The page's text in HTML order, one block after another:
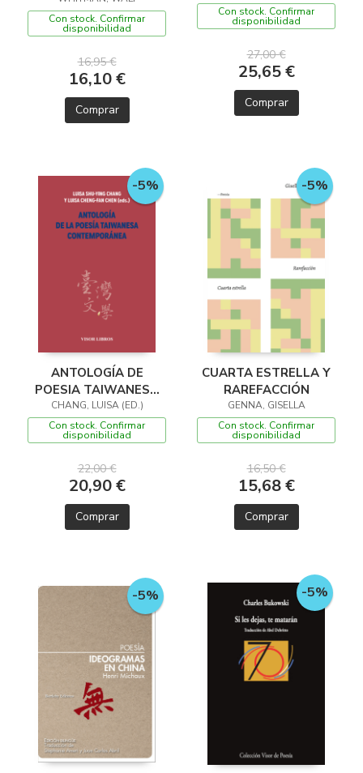
Con stock. Confirmar
disponibilidad
16,95 €
16,10 €
Comprar
Con stock. Confirmar
disponibilidad
27,00 €
25,65 €
Comprar
-5%
ANTOLOGÍA DE
POESIA TAIWANESA
CONTEMPORÁNEA
CHANG, LUISA (ED.)
Con stock. Confirmar
disponibilidad
22,00 €
20,90 €
Comprar
-5%
CUARTA ESTRELLA Y
RAREFACCIÓN
GENNA, GISELLA
Con stock. Confirmar
disponibilidad
16,50 €
15,68 €
Comprar
-5% -5%